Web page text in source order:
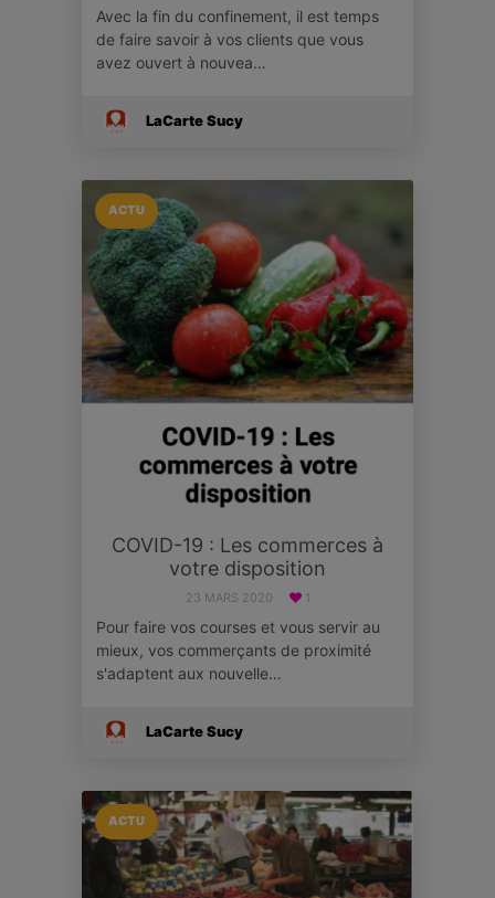
Avec la fin du confinement, il est temps
de faire savoir à vos clients que vous
avez ouvert à nouvea…
LaCarte Sucy
ACTU
COVID-19 : Les commerces à
votre disposition
23 MARS 2020 1
Pour faire vos courses et vous servir au
mieux, vos commerçants de proximité
s'adaptent aux nouvelle…
LaCarte Sucy
ACTU